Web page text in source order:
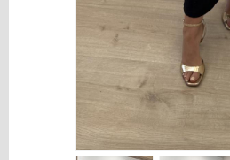
vacío
Redes
Sociales